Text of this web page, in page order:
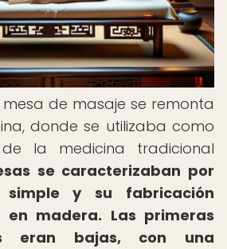
de masaje se remonta
donde se utilizaba como
la medicina tradicional
se caracterizaban por
simple y su fabricación
en madera. Las primeras
eran bajas, con una